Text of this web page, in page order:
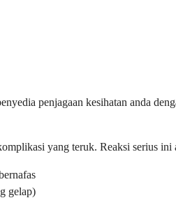
penjagaan kesihatan anda
yang teruk. Reaksi serius
gelap)